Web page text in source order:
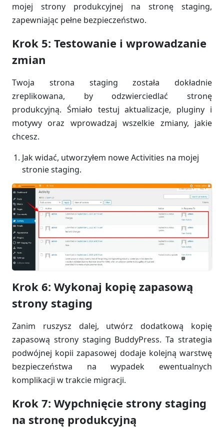
mojej strony produkcyjnej na stronę staging,
zapewniając pełne bezpieczeństwo.
Krok 5: Testowanie i wprowadzanie
zmian
Twoja strona staging została dokładnie
zreplikowana, by odzwierciedlać stronę
produkcyjną. Śmiało testuj aktualizacje, pluginy i
motywy oraz wprowadzaj wszelkie zmiany, jakie
chcesz.
Jak widać, utworzyłem nowe Activities na mojej
stronie staging.
Krok 6: Wykonaj kopię zapasową
strony staging
Zanim ruszysz dalej, utwórz dodatkową kopię
zapasową strony staging BuddyPress. Ta strategia
podwójnej kopii zapasowej dodaje kolejną warstwę
bezpieczeństwa na wypadek ewentualnych
komplikacji w trakcie migracji.
Krok 7: Wypchnięcie strony staging
na stronę produkcyjną